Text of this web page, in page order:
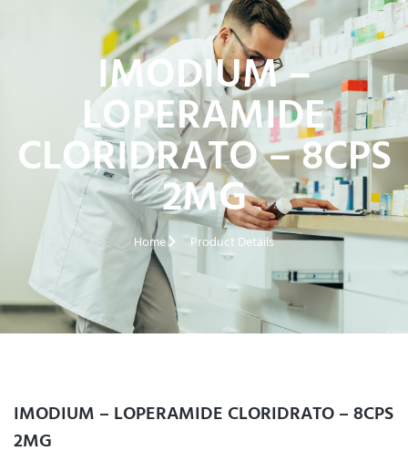
IMODIUM –
LOPERAMIDE
CLORIDRATO – 8CPS
2MG
Home Product Details
IMODIUM – LOPERAMIDE CLORIDRATO – 8CPS
2MG